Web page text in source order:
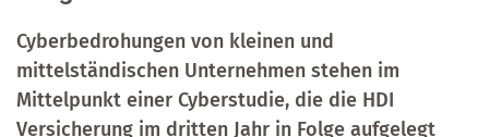
Cyberbedrohungen von kleinen und
mittelständischen Unternehmen stehen im
Mittelpunkt einer Cyberstudie, die die HDI
Versicherung im dritten Jahr in Folge aufgelegt